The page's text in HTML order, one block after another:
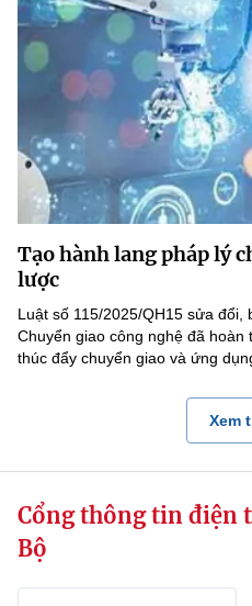
Tạo hành lang pháp lý
lược
Luật số 115/2025/QH15 sửa đổi,
Chuyển giao công nghệ đã
thúc đẩy chuyển giao và ứng
Xem
Cổng thông tin điện
Bộ